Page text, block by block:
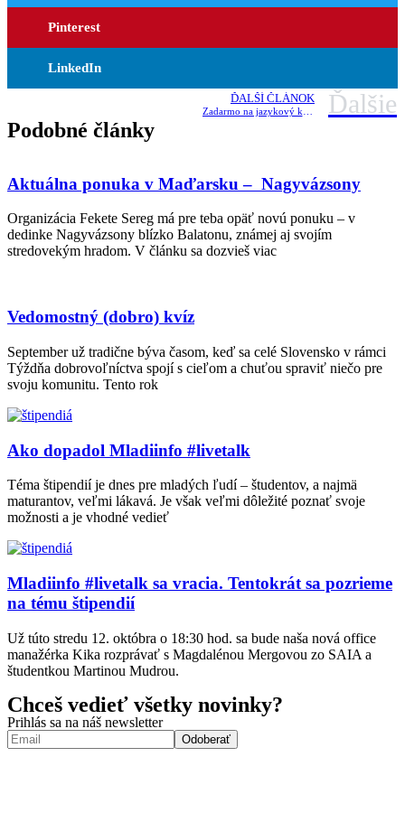
Pinterest
LinkedIn
ĎALŠÍ ČLÁNOK Ďalšie
Podobné články
Aktuálna ponuka v Maďarsku – Nagyvázsony
Organizácia Fekete Sereg má pre teba opäť novú ponuku – v
dedinke Nagyvázsony blízko Balatonu, známej aj svojím
stredovekým hradom. V článku sa dozvieš viac
Vedomostný (dobro) kvíz
September už tradične býva časom, keď sa celé Slovensko v rámci
Týždňa dobrovoľníctva spojí s cieľom a chuťou spraviť niečo pre
svoju komunitu. Tento rok
Ako dopadol Mladiinfo #livetalk
Téma štipendií je dnes pre mladých ľudí – študentov, a najmä
maturantov, veľmi lákavá. Je však veľmi dôležité poznať svoje
možnosti a je vhodné vedieť
Mladiinfo #livetalk sa vracia. Tentokrát sa pozrieme
na tému štipendií
Už túto stredu 12. októbra o 18:30 hod. sa bude naša nová office
manažérka Kika rozprávať s Magdalénou Mergovou zo SAIA a
študentkou Martinou Mudrou.
Chceš vedieť všetky novinky?
Prihlás sa na náš newsletter